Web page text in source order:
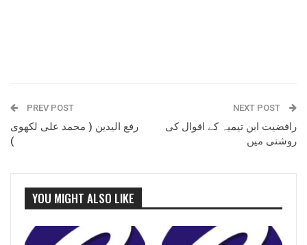
PREV POST
رفع الیدین ( محمد علی لکھوی
)
NEXT POST
رافضیت ابن تیمیہ کے اقوال کی
روشنی میں
YOU MIGHT ALSO LIKE